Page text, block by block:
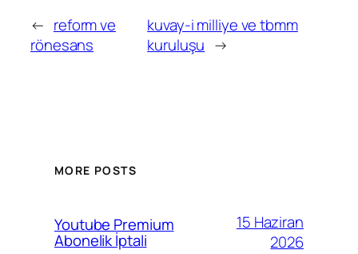
← reform ve
rönesans
kuvay-i milliye ve tbmm
kuruluşu →
MORE POSTS
Youtube Premium
Abonelik İptali
15 Haziran
2026